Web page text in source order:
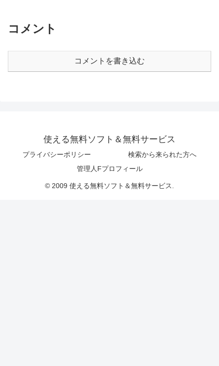
コメント
コメントを書き込む
使える無料ソフト＆無料サービス
プライバシーポリシー
検索から来られた方へ
管理人Fプロフィール
© 2009 使える無料ソフト＆無料サービス.